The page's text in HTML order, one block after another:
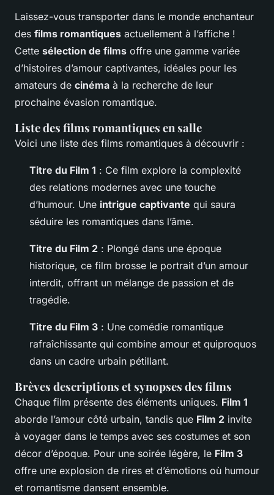
Laissez-vous transporter dans le monde enchanteur
des films romantiques actuellement à l’affiche !
Cette sélection de films offre une gamme variée
d’histoires d’amour captivantes, idéales pour les
amateurs de cinéma à la recherche de leur
prochaine évasion romantique.
Liste des films romantiques en salle
Voici une liste des films romantiques à découvrir :
Titre du Film 1 : Ce film explore la complexité
des relations modernes avec une touche
d’humour. Une intrigue captivante qui saura
séduire les romantiques dans l’âme.
Titre du Film 2 : Plongé dans une époque
historique, ce film brosse le portrait d’un amour
interdit, offrant un mélange de passion et de
tragédie.
Titre du Film 3 : Une comédie romantique
rafraîchissante qui combine amour et quiproquos
dans un cadre urbain pétillant.
Brèves descriptions et synopses des films
Chaque film présente des éléments uniques. Film 1
aborde l’amour côté urbain, tandis que Film 2 invite
à voyager dans le temps avec ses costumes et son
décor d’époque. Pour une soirée légère, le Film 3
offre une explosion de rires et d’émotions où humour
et romantisme dansent ensemble.